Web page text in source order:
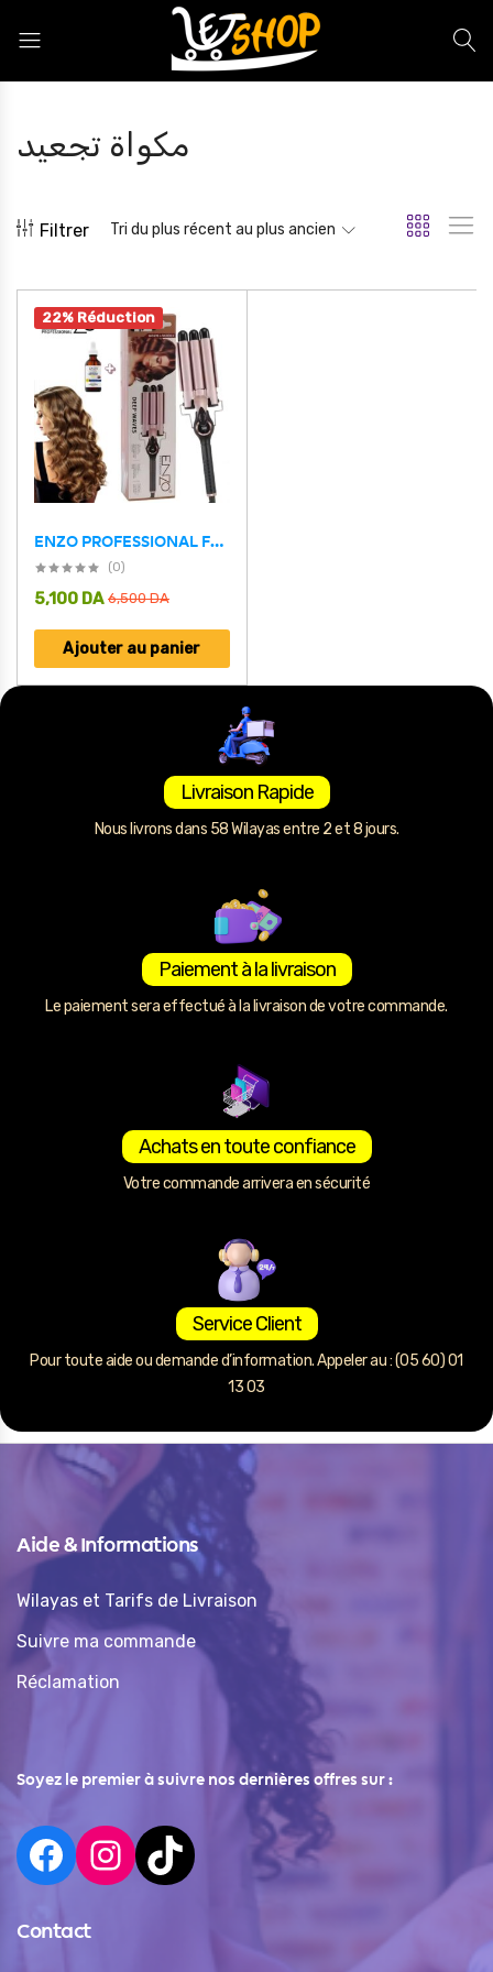
مكواة تجعيد
Filtrer Tri du plus récent au plus ancien
22% Réduction
ENZO PROFESSIONAL Fer à Boucler Triple Barillet – مكواة تجعيد ثلاثية الأسطوانات
(0)
6,500DA
5,100 DA
Ajouter au panier
Livraison Rapide
Nous livrons dans 58 Wilayas entre 2 et 8 jours.
Paiement à la livraison
Le paiement sera effectué à la livraison de votre commande.
Achats en toute confiance
Votre commande arrivera en sécurité
Service Client
Pour toute aide ou demande d’information. Appeler au : (05 60) 01
13 03
Aide & Informations
Wilayas et Tarifs de Livraison
Suivre ma commande
Réclamation
Soyez le premier à suivre nos dernières offres sur :
Contact